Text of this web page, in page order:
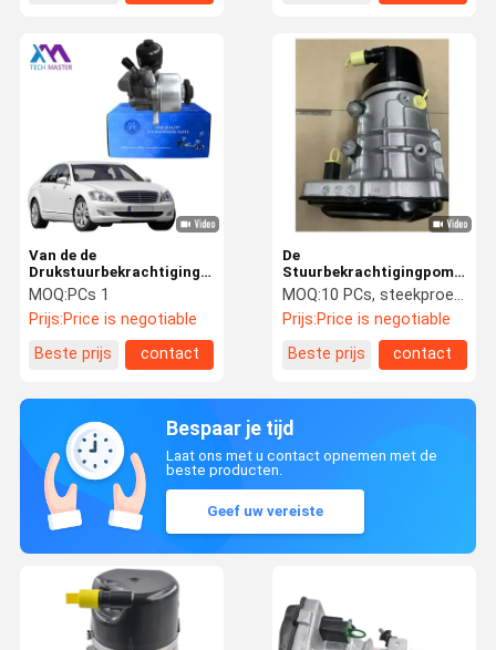
Van de de
Drukstuurbekrachtiging
van Mercedes Benz R230
W221 W216 ABC de Pomp
A0004660900
A0054667401
MOQ:PCs 1
Prijs:Price is negotiable
Beste prijs
contact
De
Stuurbekrachtigingpomp
2164600380 van cl W221
W212 van Mercedes Benz
W216
MOQ:10 PCs, steekproef wordt goedgekeurd
Prijs:Price is negotiable
Beste prijs
contact
Bespaar je tijd
Laat ons met u contact opnemen met de
beste producten.
Geef uw vereiste